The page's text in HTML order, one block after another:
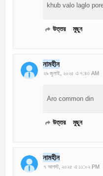
khub valo laglo
উত্তর মুছুন
নামহীন
২৯ জুলাই, ২০২৫ এ ৭:৪৩ AM
Aro common din
উত্তর মুছুন
নামহীন
৭ আগস্ট, ২০২৫ এ ১১:০২ PM